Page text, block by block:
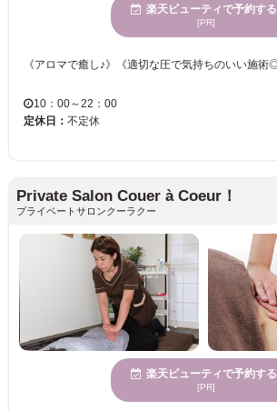
楽天ビューティで予約する
[PR]
10：00～22：00
定休日： 不定休
Private Salon Couer à Coeur！
プライベートサロンクーラクー
楽天ビューティで予約する
[PR]